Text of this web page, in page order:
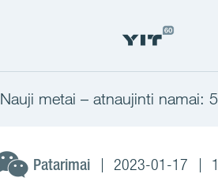
Nauji metai – atnaujinti namai:
Patarimai 2023-01-17